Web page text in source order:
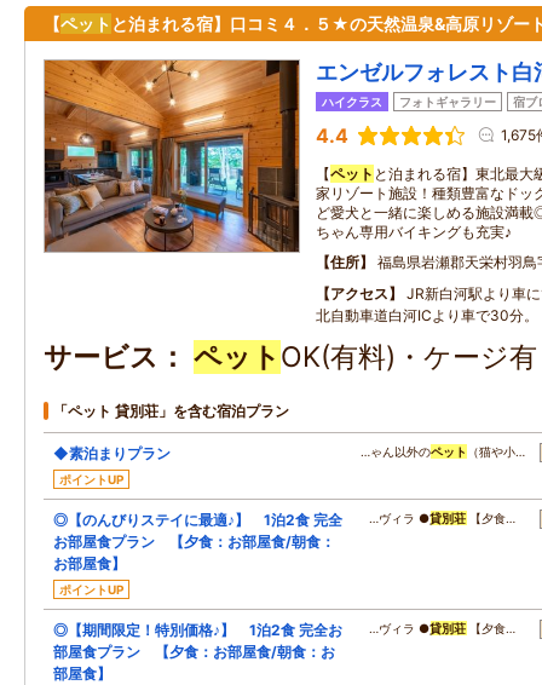
【ペット と泊まれる宿】口コミ４．５★の天然温泉&高原リゾー
エンゼルフォレスト白
ハイクラス フォトギャラリー 宿ブ
4.4 1,675
【ペット と泊まれる宿】東北最
家リゾート施設！種類豊富なドッ
ど愛犬と一緒に楽しめる施設満
ちゃん専用バイキングも充実♪
住所
福島県岩瀬郡天栄村羽鳥
アクセス
JR新白河駅より車
北自動車道白河ICより車で30分。
サービス ペット OK(有料)・ケージ
「ペット 貸別荘」を含む宿泊プラン
◆素泊まりプラン
ポイントUP
…ゃん以外のペット （猫や小…
◎【のんびりステイに最適♪】 1泊2食 完全
お部屋食プラン 【夕食：お部屋食/朝食：
お部屋食】
ポイントUP
…ヴィラ ●貸別荘 【夕食…
◎【期間限定！特別価格♪】 1泊2食 完全お
部屋食プラン 【夕食：お部屋食/朝食：お
部屋食】
…ヴィラ ●貸別荘 【夕食…